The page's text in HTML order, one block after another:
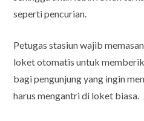
seperti pencurian.
Petugas stasiun wajib
loket otomatis untuk
bagi pengunjung yang ingin
harus mengantri di loket biasa.